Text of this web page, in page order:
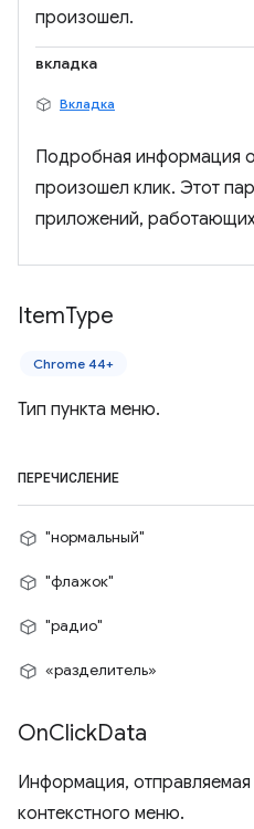
произошел.
вкладка
Вкладка
Подробная информация о
произошел клик. Этот
приложений,
ItemType
Chrome 44+
Тип пункта меню.
ПЕРЕЧИСЛЕНИЕ
"нормальный"
"флажок"
"радио"
«разделитель»
OnClickData
Информация,
контекстного меню.